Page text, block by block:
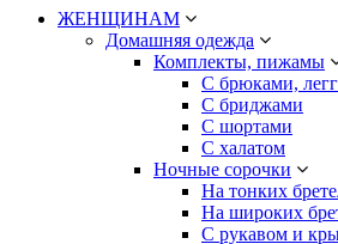
ЖЕНЩИНАМ
Домашняя одежда
Комплекты, пижамы
С брюками,
С бриджами
С шортами
С халатом
Ночные сорочки
На тонких
На широких
С рукавом и